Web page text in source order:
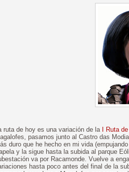
ruta de hoy es una variación de la I Ruta
pasamos junto al Castro das
duro que he hecho en mi vida
y la sigue hasta la subida al parque
va por Racamonde. Vuelve a
hasta poco antes del final de la